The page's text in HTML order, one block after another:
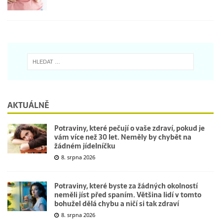
AKTUÁLNĚ
Potraviny, které pečují o vaše zdraví, pokud je
vám více než 30 let. Neměly by chybět na
žádném jídelníčku
8. srpna 2026
Potraviny, které byste za žádných okolností
neměli jíst před spaním. Většina lidí v tomto
bohužel dělá chybu a ničí si tak zdraví
8. srpna 2026